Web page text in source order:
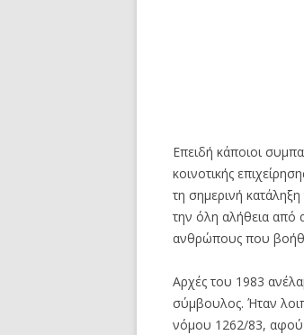
Επειδή κάποιοι
κοινοτικής
τη σημερινή
την όλη αλήθεια από
ανθρώπους που
Αρχές του 1983
σύμβουλος. Ήταν
νόμου 1262/83, αφού